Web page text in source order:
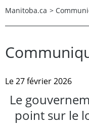
Manitoba.ca >
Le 27 février 2026
Le
point sur le